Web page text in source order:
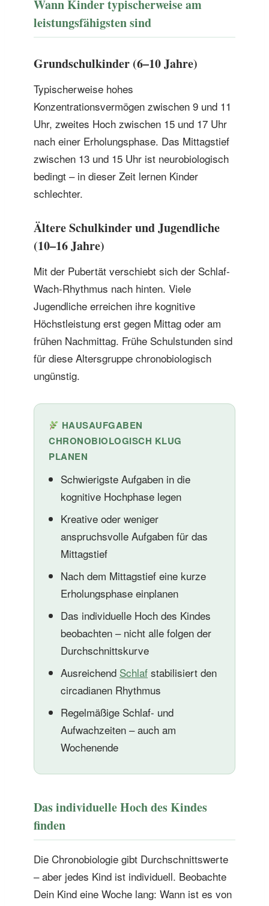
Wann Kinder typischerweise am
leistungsfähigsten sind
Grundschulkinder (6–10 Jahre)
Typischerweise hohes
Konzentrationsvermögen zwischen 9 und 11
Uhr, zweites Hoch zwischen 15 und 17 Uhr
nach einer Erholungsphase. Das Mittagstief
zwischen 13 und 15 Uhr ist neurobiologisch
bedingt – in dieser Zeit lernen Kinder
schlechter.
Ältere Schulkinder und Jugendliche
(10–16 Jahre)
Mit der Pubertät verschiebt sich der Schlaf-
Wach-Rhythmus nach hinten. Viele
Jugendliche erreichen ihre kognitive
Höchstleistung erst gegen Mittag oder am
frühen Nachmittag. Frühe Schulstunden sind
für diese Altersgruppe chronobiologisch
ungünstig.
HAUSAUFGABEN
CHRONOBIOLOGISCH KLUG
PLANEN
Schwierigste Aufgaben in die
kognitive Hochphase legen
Kreative oder weniger
anspruchsvolle Aufgaben für das
Mittagstief
Nach dem Mittagstief eine kurze
Erholungsphase einplanen
Das individuelle Hoch des Kindes
beobachten – nicht alle folgen der
Durchschnittskurve
Ausreichend Schlaf stabilisiert den
circadianen Rhythmus
Regelmäßige Schlaf- und
Aufwachzeiten – auch am
Wochenende
Das individuelle Hoch des Kindes
finden
Die Chronobiologie gibt Durchschnittswerte
– aber jedes Kind ist individuell. Beobachte
Dein Kind eine Woche lang: Wann ist es von